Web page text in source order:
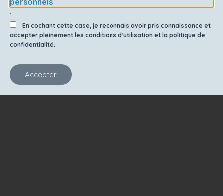
personnels
.
En cochant cette case, je reconnais avoir pris connaissance et
accepter pleinement les conditions d’utilisation et la politique de
confidentialité.
Accepter